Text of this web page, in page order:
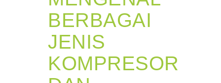
BERBAGAI
JENIS
KOMPRESOR